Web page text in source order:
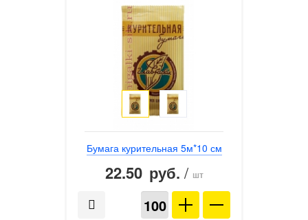
Бумага курительная 5м*10 см
22.50 руб. / шт